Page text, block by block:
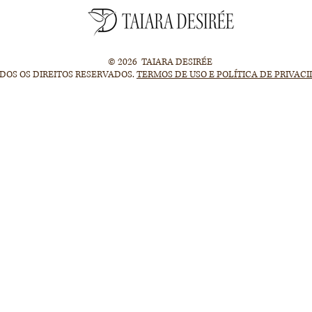
© 2026 TAIARA DESIRÉE
OS DIREITOS RESERVADOS.TERMOS DE USO E POLÍTICA DE